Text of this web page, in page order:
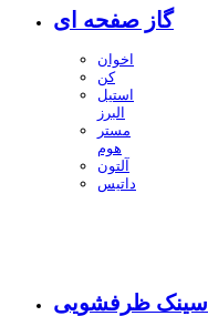
گاز صفحه ای
اخوان
کن
استیل
البرز
مستر
هوم
آلتون
داتیس
سینک ظرفشویی